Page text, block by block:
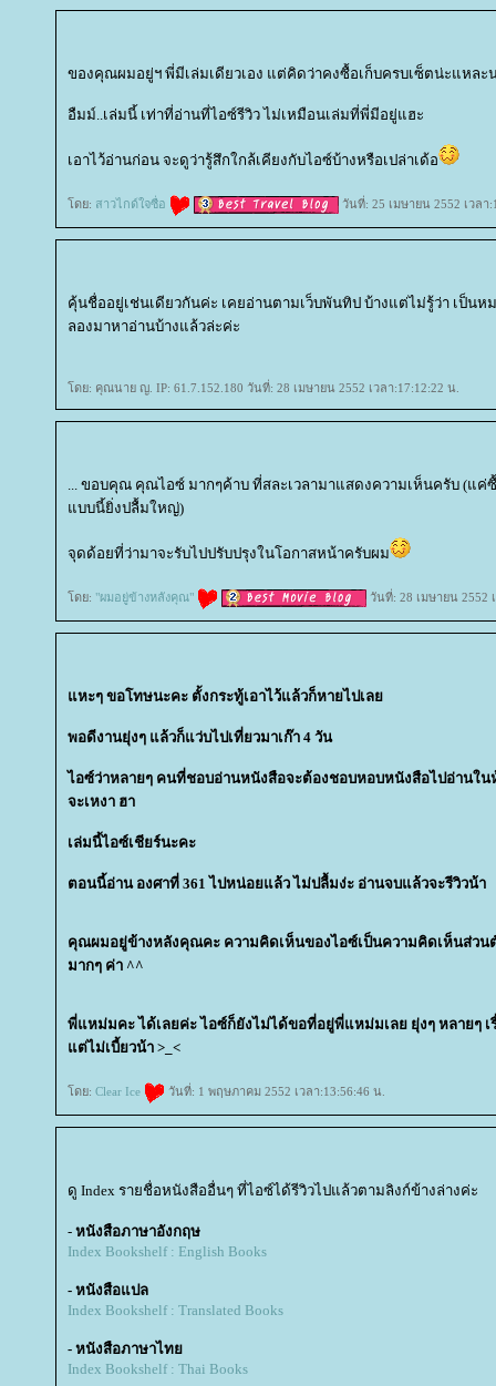
ของคุณผมอยู่ฯ พี่มีเล่มเดียวเอง แต่คิดว่าคงซื้อเก็บครบเซ็ตน่ะแหละ
อืมม์..เล่มนี้ เท่าที่อ่านที่ไอซ์รีวิว ไม่เหมือนเล่มที่พี่มีอยู่แฮะ
เอาไว้อ่านก่อน จะดูว่ารู้สึกใกล้เคียงกับไอซ์บ้างหรือเปล่าเด้อ
ดย: สาวไกด์ใจซื่อ วันที่: 25 เมษายน 2552 เวลา
คุ้นชื่ออยู่เช่นเดียวกันค่ะ เคยอ่านตามเว็บพันทิป บ้างแต่ไม่รู้ว่า เป็นห
ลองมาหาอ่านบ้างแล้วล่ะค่ะ
ดย: คุณนาย ญ. IP: 61.7.152.180 วันที่: 28 เมษายน 2552 เวลา:17:12:22 น.
... ขอบคุณ คุณไอซ์ มากๆค้าบ ที่สละเวลามาแสดงความเห็นครับ (แ
บบนี้ยิ่งปลื้มใหญ่)
จุดด้อยที่ว่ามาจะรับไปปรับปรุงในโอกาสหน้าครับผม
ดย: "ผมอยู่ข้างหลังคุณ" วันที่: 28 เมษายน 2552
หะๆ ขอโทษนะคะ ตั้งกระทู้เอาไว้แล้วก็หายไปเล
พอดีงานยุ่งๆ แล้วก็แว่บไปเที่ยวมาเก๊า 4 วัน
ไอซ์ว่าหลายๆ คนที่ชอบอ่านหนังสือจะต้องชอบหอบหนังสือไปอ่านใน
จะเหงา ฮา
เล่มนี้ไอซ์เชียร์นะคะ
ตอนนี้อ่าน องศาที่ 361 ไปหน่อยแล้ว ไม่ปลื้มง่ะ อ่านจบแล้วจะรีวิวน้า
คุณผมอยู่ข้างหลังคุณคะ ความคิดเห็นของไอซ์เป็นความคิดเห็นส่วน
มากๆ ค่า ^^
พี่แหม่มคะ ได้เลยค่ะ ไอซ์ก็ยังไม่ได้ขอที่อยู่พี่แหม่มเลย ยุ่งๆ หลายๆ เ
ต่ไม่เบี้ยวน้า >_<
ดย: Clear Ice วันที่: 1 พฤษภาคม 2552 เวลา:13:56:46 น.
ดู Index รายชื่อหนังสืออื่นๆ ที่ไอซ์ได้รีวิวไปแล้วตามลิงก์ข้างล่างค่ะ
- หนังสือภาษาอังกฤษ
Index Bookshelf : English Books
- หนังสือแปล
Index Bookshelf : Translated Books
- หนังสือภาษาไท
Index Bookshelf : Thai Books